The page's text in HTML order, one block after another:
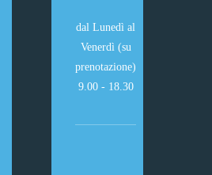
dal Lunedì al
Venerdì (su
prenotazione)
9.00 - 18.30